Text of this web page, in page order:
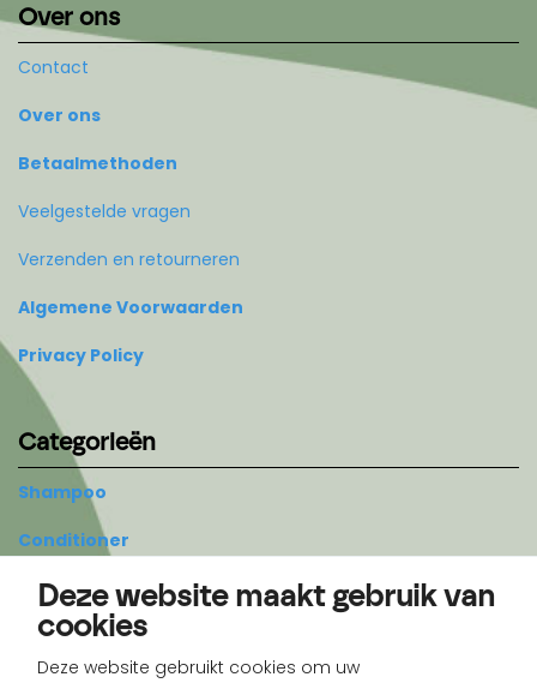
Over ons
Contact
Over ons
Betaalmethoden
Veelgestelde vragen
Verzenden en retourneren
Algemene Voorwaarden
Privacy Policy
Categorieën
Shampoo
Conditioner
Styling
Treatment
Deze website maakt gebruik van
cookies
Deze website gebruikt cookies om uw